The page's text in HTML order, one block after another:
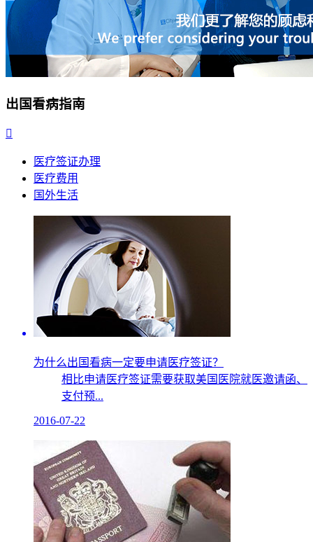
出国看病指南

医疗签证办理
医疗费用
国外生活
为什么出国看病一定要申请医疗签证？
相比申请医疗签证需要获取美国医院就医邀请函、
支付预...
2016-07-22